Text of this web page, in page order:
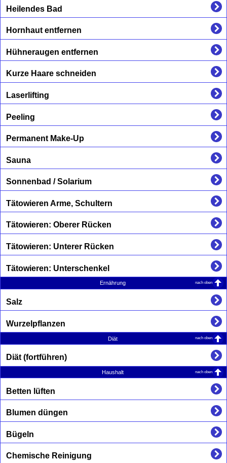
Heilendes Bad
Hornhaut entfernen
Hühneraugen entfernen
Kurze Haare schneiden
Laserlifting
Peeling
Permanent Make-Up
Sauna
Sonnenbad / Solarium
Tätowieren Arme, Schultern
Tätowieren: Oberer Rücken
Tätowieren: Unterer Rücken
Tätowieren: Unterschenkel
Ernährung nach oben
Salz
Wurzelpflanzen
Diät nach oben
Diät (fortführen)
Haushalt nach oben
Betten lüften
Blumen düngen
Bügeln
Chemische Reinigung